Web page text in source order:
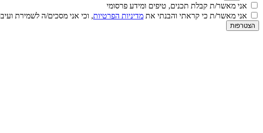
אני מאשר/ת קבלת תכנים, טיפים ומידע פרסומי
אני מאשר/ת כי קראתי והבנתי את מדיניות הפרטיות, וכי אני מסכים/ה לשמירת
הצטרפות